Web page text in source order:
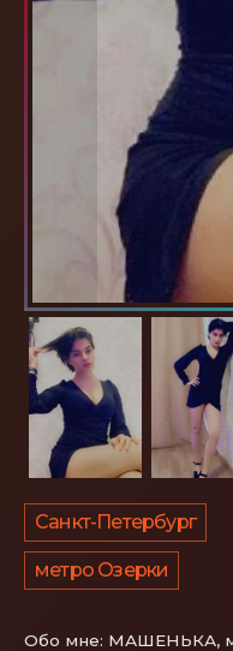
Санкт-Петербург
метро Озерки
Обо мне: МАШЕНЬКА,